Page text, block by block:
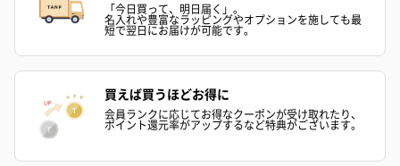
「今日買って、明日届く」。
名入れや豊富なラッピングやオプションを施しても最
短で翌日にお届けが可能です。
買えば買うほどお得に
会員ランクに応じてお得なクーポンが受け取れたり、
ポイント還元率がアップするなど特典がございます。